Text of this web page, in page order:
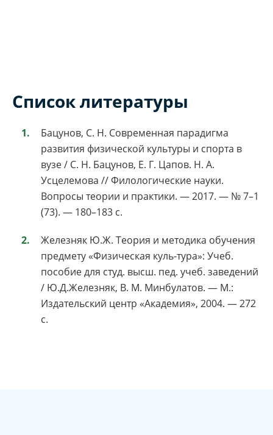
Список литературы
Бацунов, С. Н. Современная парадигма
развития физической культуры и спорта в
вузе / С. Н. Бацунов, Е. Г. Цапов. Н. А.
Усцелемова // Филологические науки.
Вопросы теории и практики. — 2017. — № 7–1
(73). — 180–183 с.
Железняк Ю.Ж. Теория и методика обучения
предмету «Физическая куль-тура»: Учеб.
пособие для студ. высш. пед. учеб. заведений
/ Ю.Д.Железняк, В. М. Минбулатов. — М.:
Издательский центр «Академия», 2004. — 272
с.